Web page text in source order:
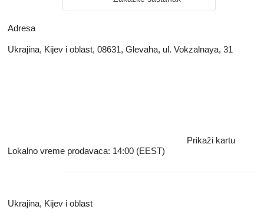
Adresa
Ukrajina, Kijev i oblast, 08631, Glevaha, ul. Vokzalnaya, 31
Prikaži kartu
Lokalno vreme prodavaca: 14:00 (EEST)
Ukrajina, Kijev i oblast